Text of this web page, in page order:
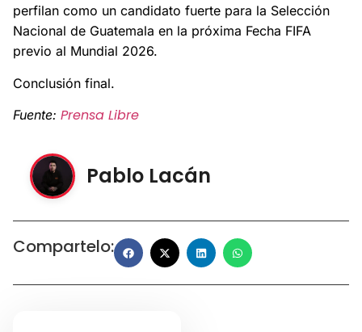
perfilan como un candidato fuerte para la Selección
Nacional de Guatemala en la próxima Fecha FIFA
previo al Mundial 2026.
Conclusión final.
Fuente: Prensa Libre
Pablo Lacán
Compartelo: